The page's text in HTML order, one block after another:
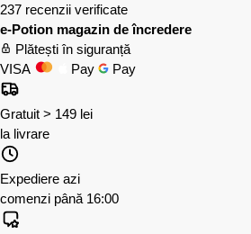
237 recenzii verificate
e-Potion magazin de încredere
Plătești în siguranță
VISA
Pay Pay
Gratuit > 149 lei
la livrare
Expediere azi
comenzi până 16:00